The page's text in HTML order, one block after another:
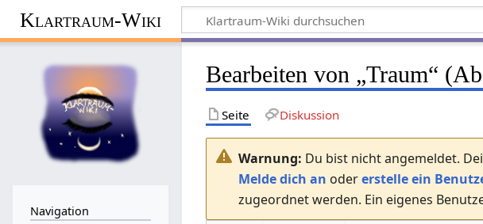
Klartraum-Wiki
Bearbeiten von „Traum“
Seite Diskussion
Warnung: Du bist nicht angemeldet.
Melde dich an odererstelle ein
zugeordnet werden. Ein eigenes
Navigation